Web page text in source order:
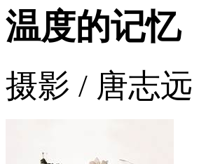
温度的记忆
摄影 / 唐志远